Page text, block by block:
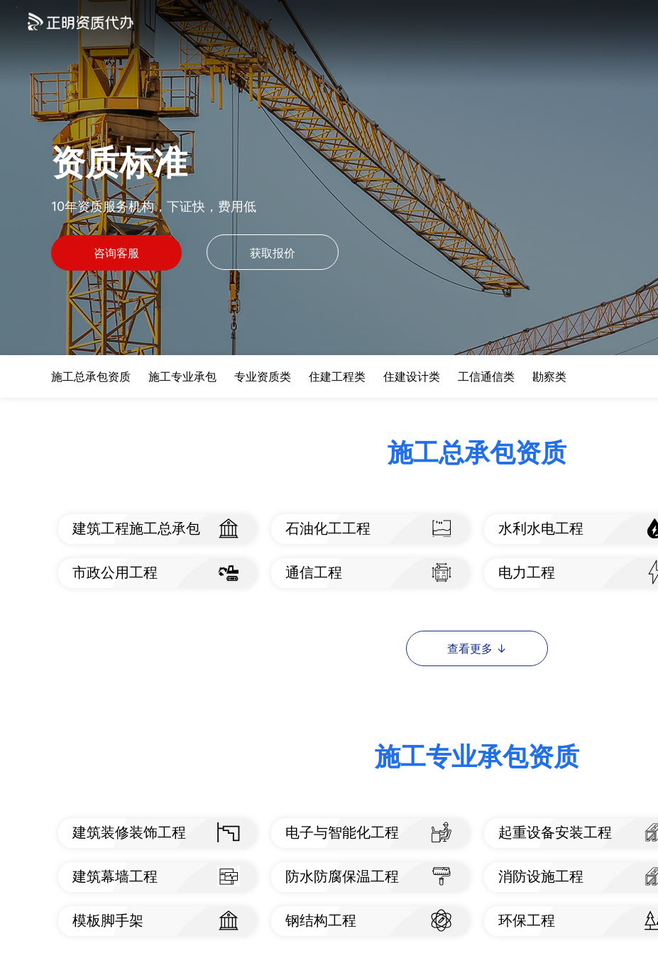
资质标准
10年资质服务机构，下证快，费用低
咨询客服 获取报价
施工总承包资质 施工专业承包 专业资质类 住建工程类 住建设计类 工信通信类 勘察类
施工总承包资质
建筑工程施工总承包
查看标准
石油化工工程
查看标准
水利水电工程
查看标准
市政公用工程 通信工程 电力工程
施工专业承包资质
建筑装修装饰工程
查看标准
电子与智能化工程
查看标准
起重设备安装工程
查看标准
建筑幕墙工程
查看标准
防水防腐保温工程
查看标准
消防设施工程
查看标准
模板脚手架 钢结构工程 环保工程